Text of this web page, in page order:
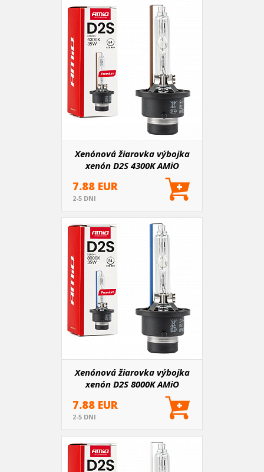
Xenónová žiarovka výbojka
xenón D2S 4300K AMiO
PREMIUM AMIO-01975
7.88 EUR
2-5 DNI
Xenónová žiarovka výbojka
xenón D2S 8000K AMiO
7.88 EUR
2-5 DNI